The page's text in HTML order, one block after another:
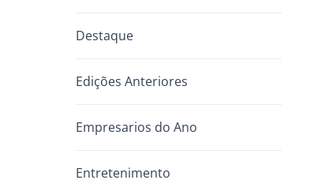
Destaque
Edições Anteriores
Empresarios do Ano
Entretenimento